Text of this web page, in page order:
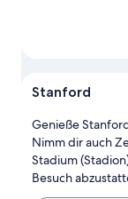
Stanford
Genieße
Nimm dir auch
Stadium
Besuch